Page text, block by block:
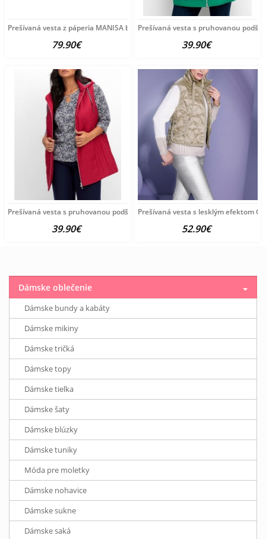
Prešívaná vesta z páperia MANISA by Création L, dymovo modrá
79.90€
Prešívaná vesta s pruhovanou
39.90€
Prešívaná vesta s pruhovanou podšívkou Sheego, červená
39.90€
Prešívaná vesta s lesklým efektom
52.90€
Dámske oblečenie
Dámske bundy a kabáty
Dámske mikiny
Dámske tričká
Dámske topy
Dámske tielka
Dámske šaty
Dámske blúzky
Dámske tuniky
Móda pre moletky
Dámske nohavice
Dámske sukne
Dámske saká